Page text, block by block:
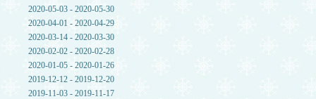
2020-05-03 - 2020-05-30
2020-04-01 - 2020-04-29
2020-03-14 - 2020-03-30
2020-02-02 - 2020-02-28
2020-01-05 - 2020-01-26
2019-12-12 - 2019-12-20
2019-11-03 - 2019-11-17